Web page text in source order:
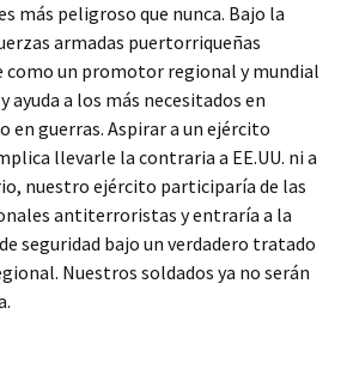
más peligroso que nunca. Bajo la
armadas puertorriqueñas
como un promotor regional y mundial
ayuda a los más necesitados en
en guerras. Aspirar a un ejército
llevarle la contraria a EE.UU. ni a
nuestro ejército participaría de las
antiterroristas y entraría a la
seguridad bajo un verdadero tratado
Nuestros soldados ya no serán